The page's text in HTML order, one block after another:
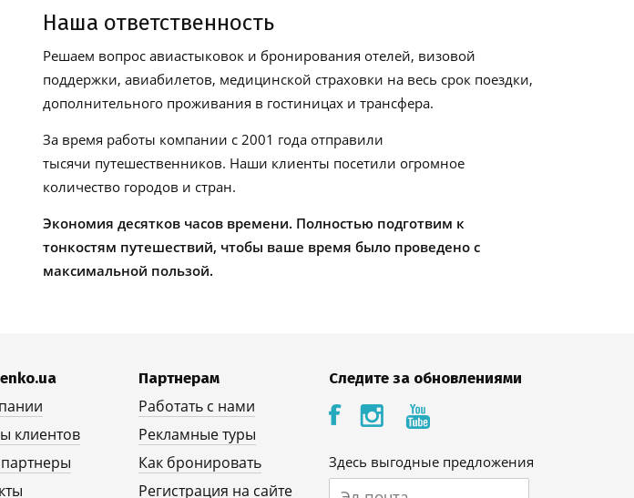
Наша ответственность
Решаем вопрос авиастыковок и бронирования отелей, визовой
поддержки, авиабилетов, медицинской страховки на весь срок поездки,
дополнительного проживания в гостиницах и трансфера.
За время работы компании с 2001 года отправили
тысячи путешественников. Наши клиенты посетили огромное
количество городов и стран.
Экономия десятков часов времени. Полностью подготвим к
тонкостям путешествий, чтобы ваше время было проведено с
максимальной пользой.
клиентов
Партнерам
Работать с нами
Рекламные туры
Как бронировать
Регистрация на сайте
Следите за обновлениями
Здесь выгодные предложения